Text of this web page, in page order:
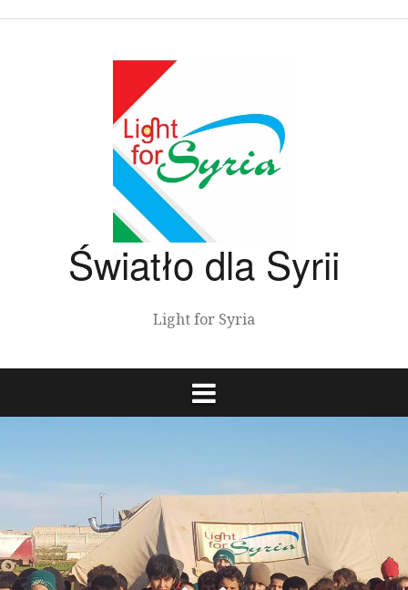
Światło dla Syrii
Light for Syria